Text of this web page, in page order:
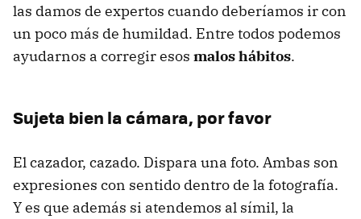
las damos de expertos cuando deberíamos ir con
un poco más de humildad. Entre todos podemos
ayudarnos a corregir esos malos hábitos.
Sujeta bien la cámara, por favor
El cazador, cazado. Dispara una foto. Ambas son
expresiones con sentido dentro de la fotografía.
Y es que además si atendemos al símil, la